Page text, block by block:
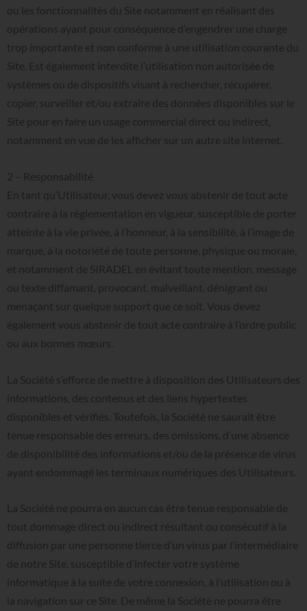
ou les fonctionnalités du Site notamment en réalisant des
opérations ayant pour conséquence d’engendrer une charge
trop importante et non conforme à une utilisation courante du
Site. Est également interdite l’utilisation non autorisée de
systèmes ou de dispositifs visant à rechercher, récupérer,
copier, surveiller et/ou extraire des données disponibles sur le
Site pour en faire un usage commercial direct ou indirect,
notamment en vue de les afficher sur un autre site internet.
2 – Responsabilité
En tant qu’Utilisateur, vous devez vous abstenir de tout acte
contraire à la règlementation en vigueur, susceptible de porter
atteinte à la vie privée, à l’honneur, à la sensibilité, à l’image de
marque, à la notoriété de toute personne, physique ou morale,
et notamment de SIRADEL en évitant toute mention, message
ou texte diffamant, provocant, malveillant, dénigrant ou
menaçant sur quelque support que ce soit. Vous devez
également vous abstenir de tout acte contraire à l’ordre public
ou aux bonnes mœurs.
La Société s’efforce de mettre à disposition des Utilisateurs des
informations, des contenus et des liens hypertextes
disponibles et vérifiés. Toutefois, la Société ne saurait être
tenue responsable des erreurs, des omissions, d’une absence
de disponibilité des informations et/ou de la présence de virus
ayant endommagé les terminaux numériques des Utilisateurs.
La Société ne pourra en aucun cas être tenue responsable de
tout dommage direct ou indirect résultant ou consécutif à la
diffusion par une personne tierce d’un virus par l’intermédiaire
de notre Site, susceptible d’infecter votre système
informatique à la suite de votre connexion, à l’utilisation ou à
la navigation sur ce Site. De même la Société ne pourra être